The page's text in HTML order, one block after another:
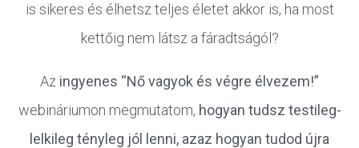
is sikeres és élhetsz teljes életet akkor is, ha most
kettőig nem látsz a fáradtságól?
Az ingyenes “Nő vagyok és végre élvezem!”
webináriumon megmutatom, hogyan tudsz testileg-
lelkileg tényleg jól lenni, azaz hogyan tudod újra